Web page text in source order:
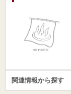
関連情報から探す